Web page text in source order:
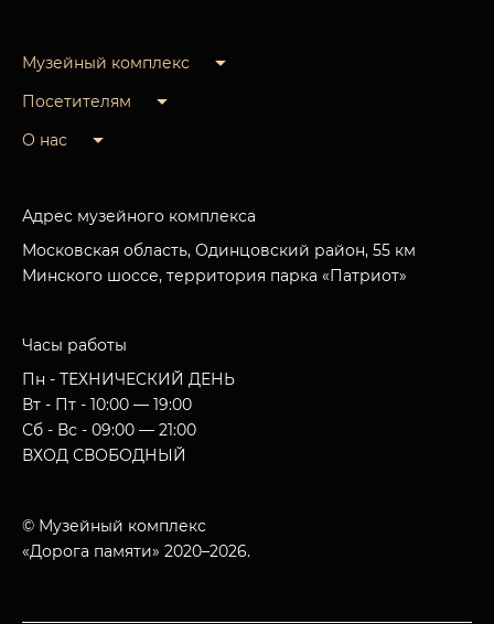
Музейный комплекс
Посетителям
О нас
Адрес музейного комплекса
Московская область, Одинцовский район, 55 км
Минского шоссе, территория парка «Патриот»
Часы работы
Пн - ТЕХНИЧЕСКИЙ ДЕНЬ
Вт - Пт - 10:00 — 19:00
Сб - Вс - 09:00 — 21:00
ВХОД СВОБОДНЫЙ
© Музейный комплекс
«Дорога памяти» 2020–2026.